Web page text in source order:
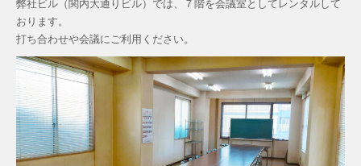
弊社ビル（関内大通りビル）では、７階を会議室としてレンタルして
おります。
打ち合わせや会議にご利用ください。